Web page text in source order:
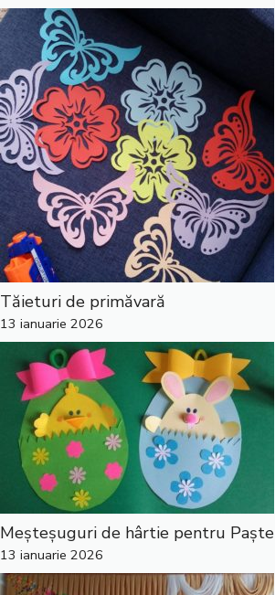
Tăieturi de primăvară
13 ianuarie 2026
Meșteșuguri de hârtie pentru Paște
13 ianuarie 2026